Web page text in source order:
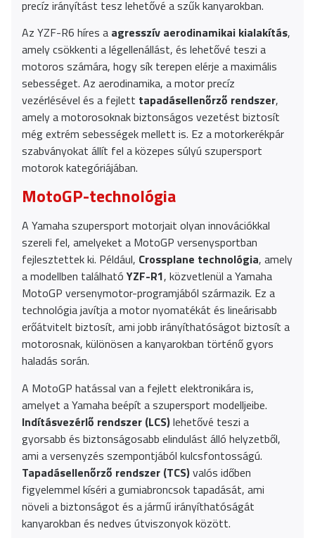
precíz irányítást tesz lehetővé a szűk kanyarokban.
Az YZF-R6 híres a agresszív aerodinamikai kialakítás,
amely csökkenti a légellenállást, és lehetővé teszi a
motoros számára, hogy sík terepen elérje a maximális
sebességet. Az aerodinamika, a motor precíz
vezérlésével és a fejlett tapadásellenőrző rendszer,
amely a motorosoknak biztonságos vezetést biztosít
még extrém sebességek mellett is. Ez a motorkerékpár
szabványokat állít fel a közepes súlyú szupersport
motorok kategóriájában.
MotoGP-technológia
A Yamaha szupersport motorjait olyan innovációkkal
szereli fel, amelyeket a MotoGP versenysportban
fejlesztettek ki. Például, Crossplane technológia, amely
a modellben találhatóYZF-R1, közvetlenül a Yamaha
MotoGP versenymotor-programjából származik. Ez a
technológia javítja a motor nyomatékát és lineárisabb
erőátvitelt biztosít, ami jobb irányíthatóságot biztosít a
motorosnak, különösen a kanyarokban történő gyors
haladás során.
A MotoGP hatással van a fejlett elektronikára is,
amelyet a Yamaha beépít a szupersport modelljeibe.
Indításvezérlő rendszer (LCS)lehetővé teszi a
gyorsabb és biztonságosabb elindulást álló helyzetből,
ami a versenyzés szempontjából kulcsfontosságú.
Tapadásellenőrző rendszer (TCS)valós időben
figyelemmel kíséri a gumiabroncsok tapadását, ami
növeli a biztonságot és a jármű irányíthatóságát
kanyarokban és nedves útviszonyok között.